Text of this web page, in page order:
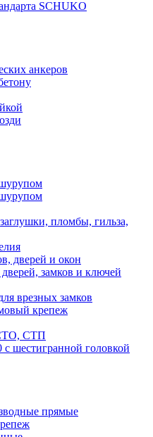
SCHUKO
анкеров
пломбы, гильза,
дверей и окон
замков и ключей
врезных замков
крепеж
СТП
шестигранной головкой
прямые